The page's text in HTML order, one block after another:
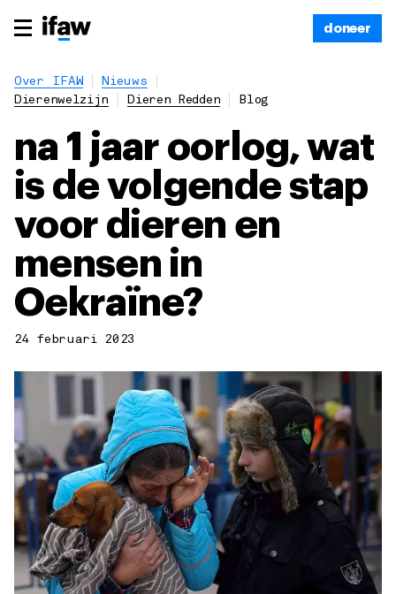
doneer
Over IFAW
Nieuws
Dierenwelzijn
Dieren Redden Blog
na 1 jaar oorlog, wat
is de volgende stap
voor dieren en
mensen in
Oekraïne?
24 februari 2023